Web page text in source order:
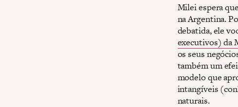
Milei espera
na Argentina.
debatida, ele
executivos) da
os seus
também um
modelo que
intangíveis
naturais.